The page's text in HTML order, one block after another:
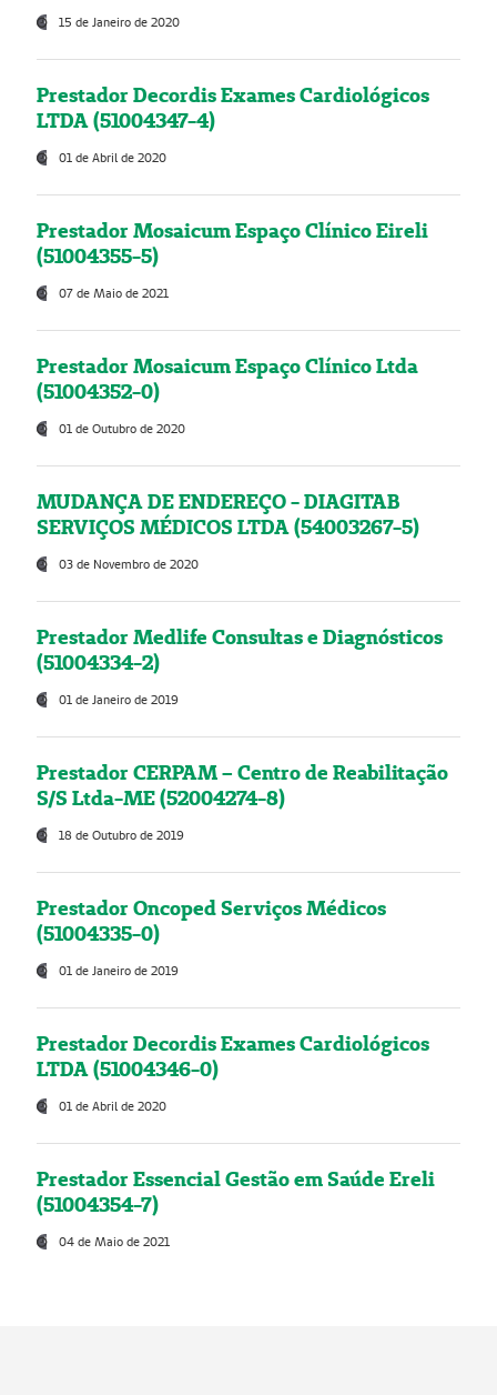
15 de Janeiro de 2020
Prestador Decordis Exames Cardiológicos
LTDA (51004347-4)
01 de Abril de 2020
Prestador Mosaicum Espaço Clínico Eireli
(51004355-5)
07 de Maio de 2021
Prestador Mosaicum Espaço Clínico Ltda
(51004352-0)
01 de Outubro de 2020
MUDANÇA DE ENDEREÇO - DIAGITAB
SERVIÇOS MÉDICOS LTDA (54003267-5)
03 de Novembro de 2020
Prestador Medlife Consultas e Diagnósticos
(51004334-2)
01 de Janeiro de 2019
Prestador CERPAM – Centro de Reabilitação
S/S Ltda-ME (52004274-8)
18 de Outubro de 2019
Prestador Oncoped Serviços Médicos
(51004335-0)
01 de Janeiro de 2019
Prestador Decordis Exames Cardiológicos
LTDA (51004346-0)
01 de Abril de 2020
Prestador Essencial Gestão em Saúde Ereli
(51004354-7)
04 de Maio de 2021